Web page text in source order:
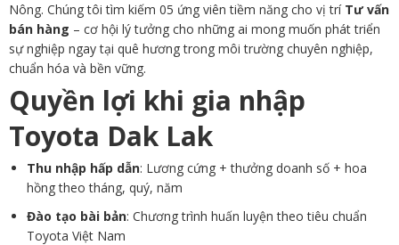
Nông. Chúng tôi tìm kiếm 05 ứng viên tiềm năng cho vị trí Tư vấn
bán hàng – cơ hội lý tưởng cho những ai mong muốn phát triển
sự nghiệp ngay tại quê hương trong môi trường chuyên nghiệp,
chuẩn hóa và bền vững.
Quyền lợi khi gia nhập
Toyota Dak Lak
Thu nhập hấp dẫn: Lương cứng + thưởng doanh số + hoa
hồng theo tháng, quý, năm
Đào tạo bài bản: Chương trình huấn luyện theo tiêu chuẩn
Toyota Việt Nam